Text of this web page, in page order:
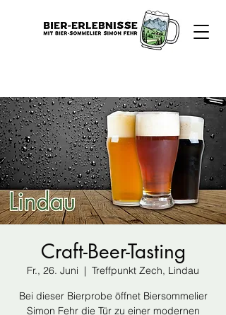
Craft-Beer-Tasting
Fr., 26. Juni
  |
Treffpunkt Zech, Lindau
Bei dieser Bierprobe öffnet Biersommelier
Simon Fehr die Tür zu einer modernen